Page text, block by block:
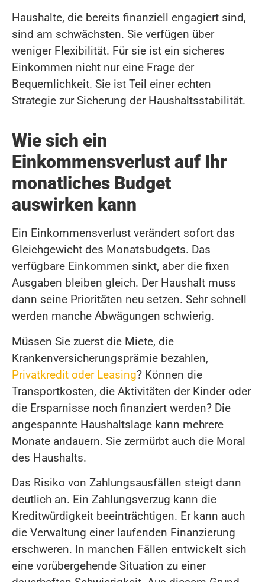
Haushalte, die bereits finanziell engagiert sind,
sind am schwächsten. Sie verfügen über
weniger Flexibilität. Für sie ist ein sicheres
Einkommen nicht nur eine Frage der
Bequemlichkeit. Sie ist Teil einer echten
Strategie zur Sicherung der Haushaltsstabilität.
Wie sich ein
Einkommensverlust auf Ihr
monatliches Budget
auswirken kann
Ein Einkommensverlust verändert sofort das
Gleichgewicht des Monatsbudgets. Das
verfügbare Einkommen sinkt, aber die fixen
Ausgaben bleiben gleich. Der Haushalt muss
dann seine Prioritäten neu setzen. Sehr schnell
werden manche Abwägungen schwierig.
Müssen Sie zuerst die Miete, die
Krankenversicherungsprämie bezahlen,
Privatkredit oder Leasing? Können die
Transportkosten, die Aktivitäten der Kinder oder
die Ersparnisse noch finanziert werden? Die
angespannte Haushaltslage kann mehrere
Monate andauern. Sie zermürbt auch die Moral
des Haushalts.
Das Risiko von Zahlungsausfällen steigt dann
deutlich an. Ein Zahlungsverzug kann die
Kreditwürdigkeit beeinträchtigen. Er kann auch
die Verwaltung einer laufenden Finanzierung
erschweren. In manchen Fällen entwickelt sich
eine vorübergehende Situation zu einer